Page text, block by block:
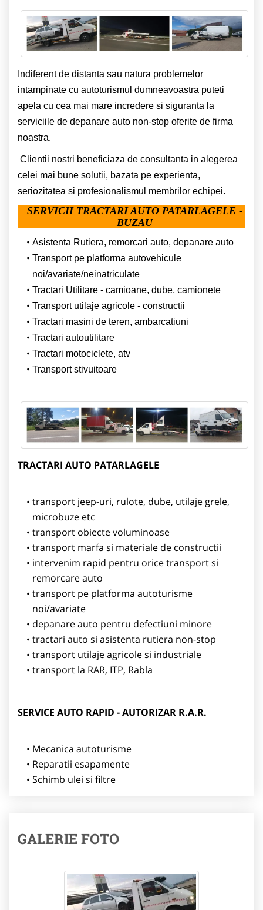
Indiferent de distanta sau natura problemelor
intampinate cu autoturismul dumneavoastra puteti
apela cu cea mai mare incredere si siguranta la
serviciile de depanare auto non-stop oferite de firma
noastra.
Clientii nostri beneficiaza de consultanta in alegerea
celei mai bune solutii, bazata pe experienta,
seriozitatea si profesionalismul membrilor echipei.
SERVICII TRACTARI AUTO PATARLAGELE -
BUZAU
Asistenta Rutiera, remorcari auto, depanare auto
Transport pe platforma autovehicule
noi/avariate/neinatriculate
Tractari Utilitare - camioane, dube, camionete
Transport utilaje agricole - constructii
Tractari masini de teren, ambarcatiuni
Tractari autoutilitare
Tractari motociclete, atv
Transport stivuitoare
TRACTARI AUTO PATARLAGELE
transport jeep-uri, rulote, dube, utilaje grele,
microbuze etc
transport obiecte voluminoase
transport marfa si materiale de constructii
intervenim rapid pentru orice transport si
remorcare auto
transport pe platforma autoturisme
noi/avariate
depanare auto pentru defectiuni minore
tractari auto si asistenta rutiera non-stop
transport utilaje agricole si industriale
transport la RAR, ITP, Rabla
SERVICE AUTO RAPID - AUTORIZAR R.A.R.
Mecanica autoturisme
Reparatii esapamente
Schimb ulei si filtre
GALERIE FOTO